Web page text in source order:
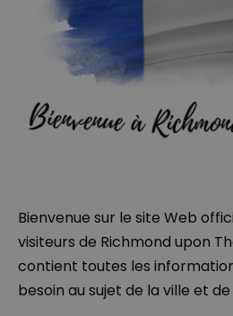
Bienvenue sur le site Web
visiteurs de Richmond upon
contient toutes les
besoin au sujet de la ville et